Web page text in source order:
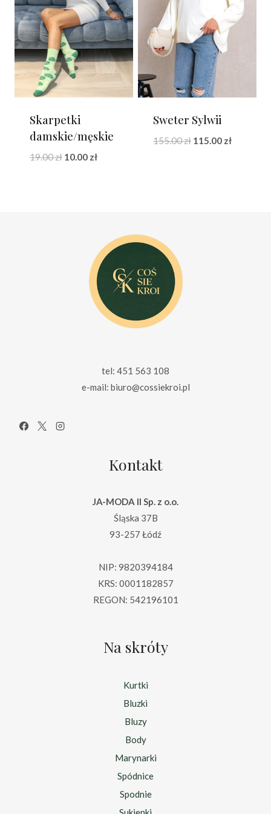
Skarpetki
damskie/męskie
19.00zł Pierwotna
10.00 złAktualna
Sweter Sylwii
155.00zł Pierwotna
115.00 złAktualna
tel: 451 563 108
e-mail: biuro@cossiekroi.pl
Kontakt
JA-MODA II Sp. z o.o.
Śląska 37B
93-257 Łódź
NIP: 9820394184
KRS: 0001182857
REGON: 542196101
Na skróty
Kurtki
Bluzki
Bluzy
Body
Marynarki
Spódnice
Spodnie